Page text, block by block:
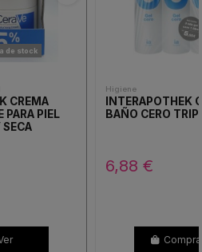
INTERAPOTHEK GEL
BAÑO CERO TRIPLO